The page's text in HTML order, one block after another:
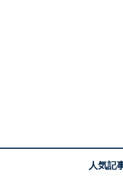
第1位は「ゆうちょ銀行